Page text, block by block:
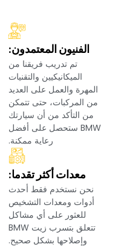
‏الفنيون المعتمدون:‏
‏تم تدريب فريقنا من
الميكانيكيين والتقنيات
المهرة والعمل على العديد
من المركبات، حتى تتمكن
من التأكد من أن سيارتك
BMW ستحصل على أفضل
رعاية ممكنة.‏
‏معدات أكثر تقدما:‏
‏نحن نستخدم فقط أحدث
أدوات ومعدات التشخيص
للعثور على أي مشاكل
تتعلق بتسرب زيت BMW
وإصلاحها بشكل صحيح.‏